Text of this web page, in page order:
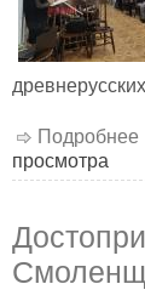
Подробнее
просмотра